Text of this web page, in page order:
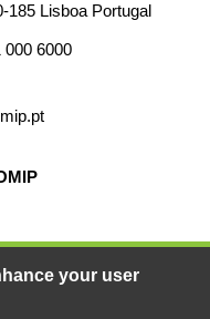
185 Lisboa Portugal
000 6000
WEB MAP
your user